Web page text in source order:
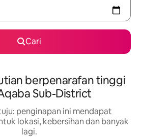
Cari
berpenarafan tinggi
Sub-District
penginapan ini mendapat
lokasi, kebersihan dan banyak
lagi.